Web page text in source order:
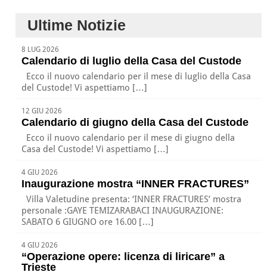
Ultime Notizie
8 LUG 2026
Calendario di luglio della Casa del Custode
Ecco il nuovo calendario per il mese di luglio della Casa
del Custode! Vi aspettiamo […]
12 GIU 2026
Calendario di giugno della Casa del Custode
Ecco il nuovo calendario per il mese di giugno della
Casa del Custode! Vi aspettiamo […]
4 GIU 2026
Inaugurazione mostra “INNER FRACTURES”
Villa Valetudine presenta: ‘INNER FRACTURES’ mostra
personale :GAYE TEMIZARABACI INAUGURAZIONE:
SABATO 6 GIUGNO ore 16.00 […]
4 GIU 2026
“Operazione opere: licenza di liricare” a
Trieste